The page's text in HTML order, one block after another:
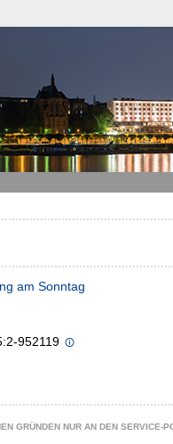
am Sonntag
952119
GRÜNDEN NUR AN DEN SERVICE-